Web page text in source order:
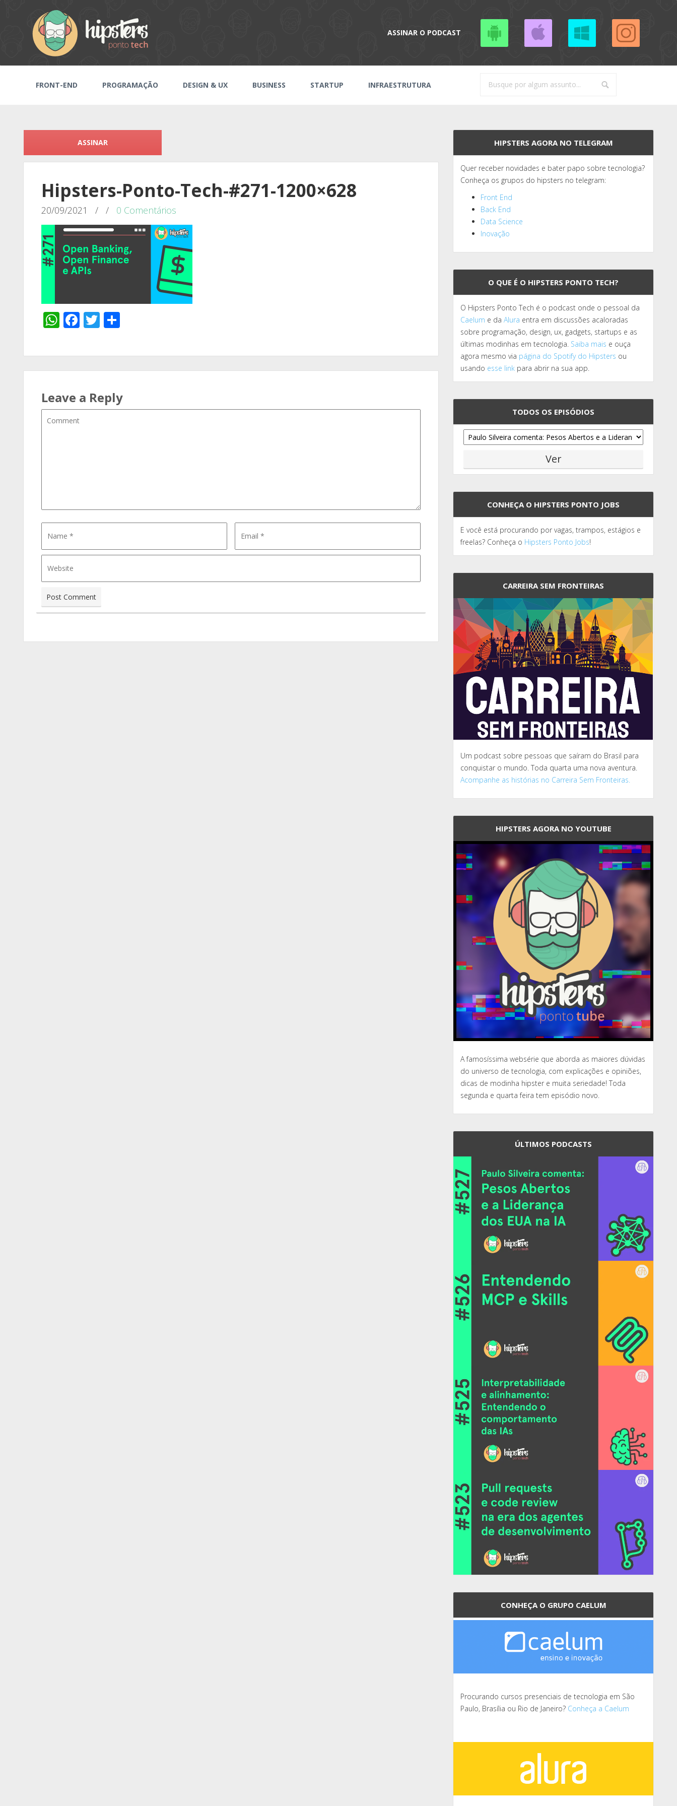
ASSINAR O PODCAST
FRONT-END PROGRAMAÇÃO DESIGN & UX BUSINESS STARTUP INFRAESTRUTURA
ASSINAR
Hipsters-Ponto-Tech-#271-1200×628
20/09/2021 / / 0 Comentários
WhatsApp
Facebook
Twitter
Leave a Reply
HIPSTERS AGORA NO TELEGRAM
Quer receber novidades e bater papo sobre tecnologia?
Conheça os grupos do hipsters no telegram:
Front End
Back End
Data Science
Inovação
O QUE É O HIPSTERS PONTO TECH?
O Hipsters Ponto Tech é o podcast onde o pessoal da
Caelum e daAlura entra em discussões acaloradas
sobre programação, design, ux, gadgets, startups e as
últimas modinhas em tecnologia. Saiba mais e ouça
agora mesmo via página do Spotify do Hipsters ou
usando esse link para abrir na sua app.
TODOS OS EPISÓDIOS
CONHEÇA O HIPSTERS PONTO JOBS
E você está procurando por vagas, trampos, estágios e
freelas? Conheça o Hipsters Ponto Jobs!
CARREIRA SEM FRONTEIRAS
Um podcast sobre pessoas que saíram do Brasil para
conquistar o mundo. Toda quarta uma nova aventura.
Acompanhe as histórias no Carreira Sem Fronteiras.
HIPSTERS AGORA NO YOUTUBE
A famosíssima websérie que aborda as maiores dúvidas
do universo de tecnologia, com explicações e opiniões,
dicas de modinha hipster e muita seriedade! Toda
segunda e quarta feira tem episódio novo.
ÚLTIMOS PODCASTS
CONHEÇA O GRUPO CAELUM
Procurando cursos presenciais de tecnologia em São
Paulo, Brasília ou Rio de Janeiro? Conheça a Caelum